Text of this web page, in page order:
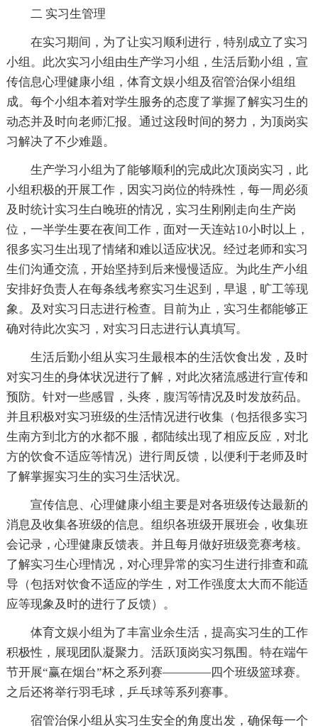
二 实习生管理
在实习期间，为了让实习顺利进行，特别成立了实习
小组。此次实习小组由生产学习小组，生活后勤小组，宣
传信息心理健康小组，体育文娱小组及宿管治保小组组
成。每个小组本着对学生服务的态度了掌握了解实习生的
动态并及时向老师汇报。通过这段时间的努力，为顶岗实
习解决了不少难题。
生产学习小组为了能够顺利的完成此次顶岗实习，此
小组积极的开展工作，因实习岗位的特殊性，每一周必须
及时统计实习生白晚班的情况，实习生刚刚走向生产岗
位，一半学生要在夜间工作，面对一天连站10小时以上，
很多实习生出现了情绪和难以适应状况。经过老师和实习
生们沟通交流，开始坚持到后来慢慢适应。为此生产小组
安排好负责人在每条线考察实习生迟到，早退，旷工等现
象。及对实习日志进行检查。目前为止，实习生都能够正
确对待此次实习，对实习日志进行认真填写。
生活后勤小组从实习生最根本的生活饮食出发，及时
对实习生的身体状况进行了解，对此次猪流感进行宣传和
预防。针对一些感冒，头疼，腹泻等情况及时发放药品。
并且积极对实习班级的生活情况进行收集（包括很多实习
生南方到北方的水都不服，都陆续出现了相应反应，对北
方的饮食不适应等情况）进行周反馈，以便利于老师及时
了解掌握实习生的实习生活状况。
宣传信息、心理健康小组主要是对各班级传达最新的
消息及收集各班级的信息。组织各班级开展班会，收集班
会记录，心理健康反馈表。并且每月做好班级竞赛考核。
了解实习生心理情况，对心理异常的实习生进行排查和疏
导（包括对饮食不适应的学生，对工作强度太大而不能适
应等现象及时的进行了反馈）。
体育文娱小组为了丰富业余生活，提高实习生的工作
积极性，展现团队凝聚力。活跃顶岗实习氛围。特在端午
节开展“赢在烟台”杯之系列赛————四个班级篮球赛。
之后还将举行羽毛球，乒乓球等系列赛事。
宿管治保小组从实习生安全的角度出发，确保每一个